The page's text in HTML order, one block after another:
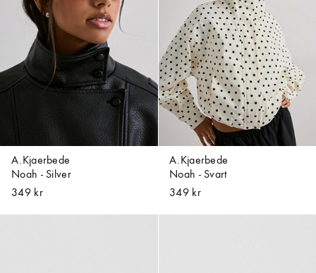
A.Kjaerbede
Noah - Silver
349 kr
A.Kjaerbede
Noah - Svart
349 kr